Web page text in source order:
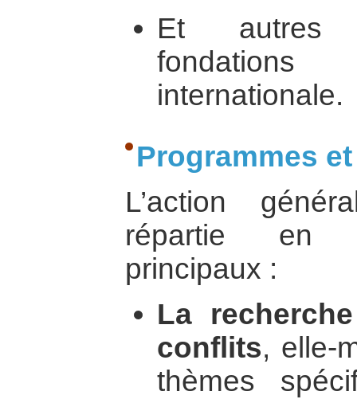
Et autres
internationale.
Programmes
L’action
répartie en
principaux :
La
conflits, elle-
thèmes